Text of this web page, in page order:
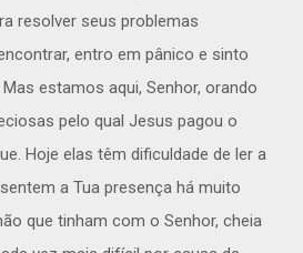
resolver seus problemas
entro em pânico e sinto
estamos aqui, Senhor, orando
pelo qual Jesus pagou o
Hoje elas têm dificuldade de ler a
a Tua presença há muito
que tinham com o Senhor, cheia